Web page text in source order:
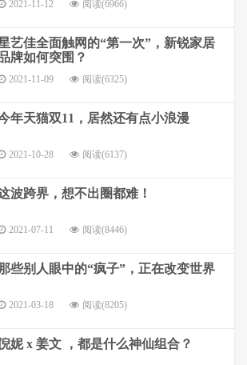
2021-11-12 阅读(6966)
艺佳全面触网的“第一次”，新锐家居
牌如何突围？
2021-11-09 阅读(6325)
年天猫双11，居然还有点小浪漫
2021-10-28 阅读(6137)
波跨界，想不出圈都难！
2021-07-11 阅读(8446)
些别人眼中的“疯子”，正在改变世界
2021-03-18 阅读(8205)
妮 x 姜文 ，都是什么神仙组合？